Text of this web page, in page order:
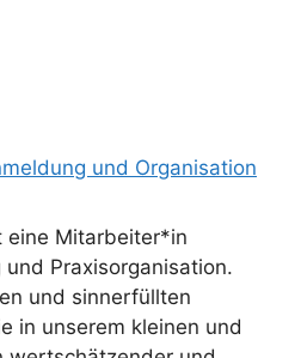
und Organisation
eine Mitarbeiter*in
Praxisorganisation.
und sinnerfüllten
in unserem kleinen und